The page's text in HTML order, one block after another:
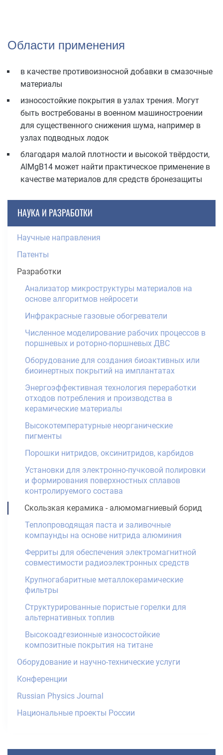
Области применения
в качестве противоизносной добавки в смазочные
материалы
износостойкие покрытия в узлах трения. Могут
быть востребованы в военном машиностроении
для существенного снижения шума, например в
узлах подводных лодок
благодаря малой плотности и высокой твёрдости,
AlMgB14 может найти практическое применение в
качестве материалов для средств бронезащиты
НАУКА И РАЗРАБОТКИ
Научные направления
Патенты
Разработки
Анализатор микроструктуры материалов на
основе алгоритмов нейросети
Инфракрасные газовые обогреватели
Численное моделирование рабочих процессов в
поршневых и роторно-поршневых ДВС
Оборудование для создания биоактивных или
биоинертных покрытий на имплантатах
Энергоэффективная технология переработки
отходов потребления и производства в
керамические материалы
Высокотемпературные неорганические
пигменты
Порошки нитридов, оксинитридов, карбидов
Установки для электронно-пучковой полировки
и формирования поверхностных сплавов
контролируемого состава
Скользкая керамика - алюмомагниевый борид
Теплопроводящая паста и заливочные
компаунды на основе нитрида алюминия
Ферриты для обеспечения электромагнитной
совместимости радиоэлектронных средств
Крупногабаритные металлокерамические
фильтры
Структурированные пористые горелки для
альтернативных топлив
Высокоадгезионные износостойкие
композитные покрытия на титане
Оборудование и научно-технические услуги
Конференции
Russian Physics Journal
Национальные проекты России